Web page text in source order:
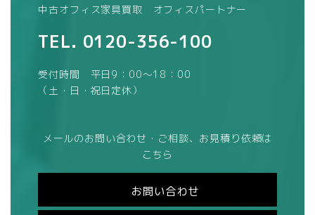
中古オフィス家具買取 オフィスパートナー
TEL. 0120-356-100
受付時間 平日9：00～18：00
（土・日・祝日定休）
メールのお問い合わせ・ご相談、お見積り依頼は
こちら
お問い合わせ